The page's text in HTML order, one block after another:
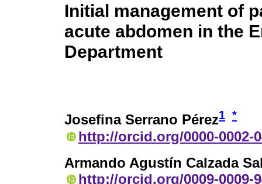
Initial management of
acute abdomen in the
Department
Josefina Serrano Pérez1 *
http://orcid.org/0000-0002-
Armando Agustín Calzada
http://orcid.org/0009-0009-